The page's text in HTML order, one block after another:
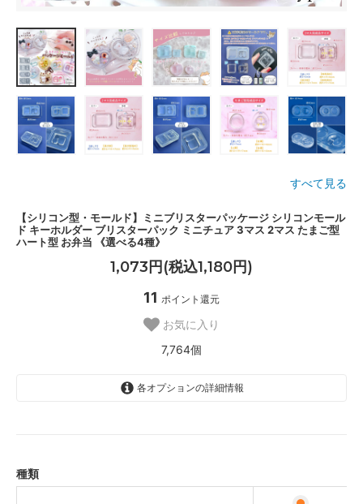
すべて見る
【シリコン型・モールド】ミニブリスターパッケージ シリコンモール
ド キーホルダー ブリスターパック ミニチュア 3マス 2マス たまご型
ハート型 お弁当 《選べる4種》
1,073円(税込1,180円)
11 ポイント還元
お気に入り
7,764個
各オプションの詳細情報
種類